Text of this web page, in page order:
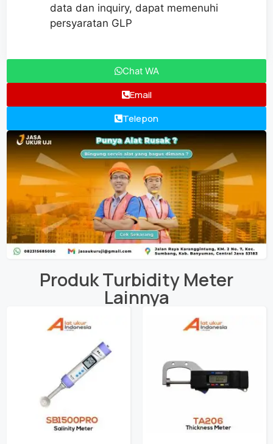
data dan inquiry, dapat memenuhi
persyaratan GLP
Chat WA
Email
Telepon
ProdukTurbidity Meter
Lainnya